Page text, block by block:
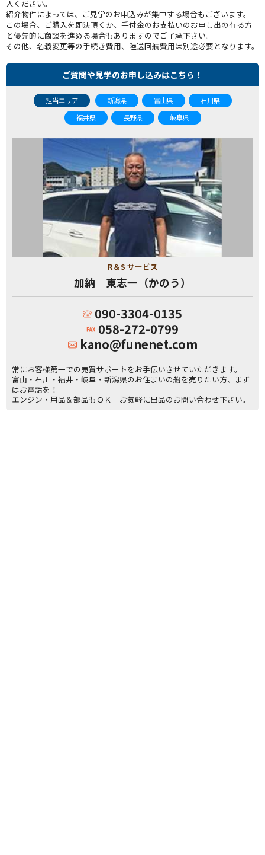
入ください。
紹介物件によっては、ご見学のお申込みが集中する場合もございます。
この場合、ご購入を即決頂くか、手付金のお支払いのお申し出の有る方
と優先的に商談を進める場合もありますのでご了承下さい。
その他、名義変更等の手続き費用、陸送回航費用は別途必要となります。
ご質問や見学のお申し込みはこちら！
担当エリア 新潟県 富山県
石川県
福井県
長野県 岐阜県
R＆S サービス
加納 東志一（かのう）
090-3304-0135
058-272-0799
kano@funenet.com
常にお客様第一での売買サポートをお手伝いさせていただきます。
富山・石川・福井・岐阜・新潟県のお住まいの船を売りたい方、まず
はお電話を！
エンジン・用品＆部品もＯＫ お気軽に出品のお問い合わせ下さい。